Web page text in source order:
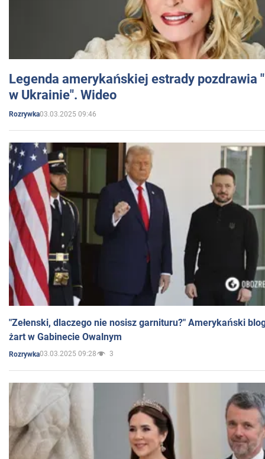
Legenda amerykańskiej estrady pozdrawia
w Ukrainie". Wideo
Rozrywka03.03.2025 09:46
"Zełenski, dlaczego nie nosisz garnituru?" Amerykański
żart w Gabinecie Owalnym
Rozrywka03.03.2025 09:28 3